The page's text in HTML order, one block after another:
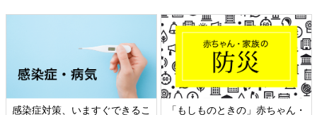
感染症対策、いますぐできるこ
「もしものときの」赤ちゃん・